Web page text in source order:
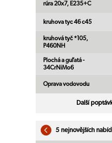
rúra 20x7, E235+C
kruhova tyc 46 c45
kruhová tyč *105,
P460NH
Plochá a guľatá -
34CrNiMo6
Oprava vodovodu
Další
5 nejnovějších